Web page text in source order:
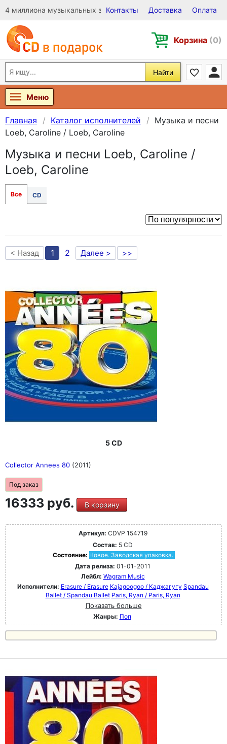
4 миллиона музыкальных записей на Виниле, CD и DVD
Контакты Доставка Оплата
Корзина (0)
Найти
Меню
Главная Каталог исполнителей
Музыка и песни
Loeb, Caroline / Loeb, Caroline
Музыка и песни Loeb, Caroline /
Loeb, Caroline
Все CD
< Назад 1 2 Далее > >>
5 CD
Collector Annees 80 (2011)
Под заказ
16333 руб. В корзину
Артикул: CDVP 154719
Состав: 5 CD
Состояние: Новое. Заводская упаковка.
Дата релиза: 01-01-2011
Лейбл: Wagram Music
Исполнители: Erasure / Erasure Kajagoogoo / Каджагугу Spandau
Ballet / Spandau Ballet Paris, Ryan / Paris, Ryan
Показать больше
Жанры: Поп